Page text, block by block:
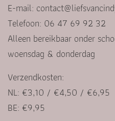
E-mail:
Telefoon: 06 47 69 92 32
Alleen bereikbaar onder
woensdag & donderdag
Verzendkosten:
NL: €3,10 / €4,50 / €6,95
BE: €9,95